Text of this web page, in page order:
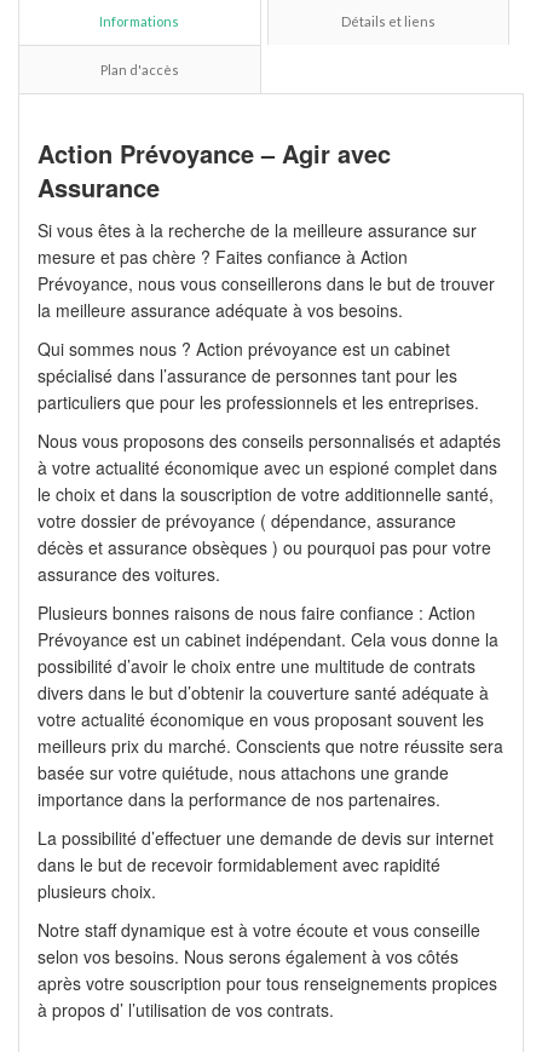
Informations Détails et liens
Plan d'accès
Action Prévoyance – Agir avec
Assurance
Si vous êtes à la recherche de la meilleure assurance sur
mesure et pas chère ? Faites confiance à Action
Prévoyance, nous vous conseillerons dans le but de trouver
la meilleure assurance adéquate à vos besoins.
Qui sommes nous ? Action prévoyance est un cabinet
spécialisé dans l’assurance de personnes tant pour les
particuliers que pour les professionnels et les entreprises.
Nous vous proposons des conseils personnalisés et adaptés
à votre actualité économique avec un espioné complet dans
le choix et dans la souscription de votre additionnelle santé,
votre dossier de prévoyance ( dépendance, assurance
décès et assurance obsèques ) ou pourquoi pas pour votre
assurance des voitures.
Plusieurs bonnes raisons de nous faire confiance : Action
Prévoyance est un cabinet indépendant. Cela vous donne la
possibilité d’avoir le choix entre une multitude de contrats
divers dans le but d’obtenir la couverture santé adéquate à
votre actualité économique en vous proposant souvent les
meilleurs prix du marché. Conscients que notre réussite sera
basée sur votre quiétude, nous attachons une grande
importance dans la performance de nos partenaires.
La possibilité d’effectuer une demande de devis sur internet
dans le but de recevoir formidablement avec rapidité
plusieurs choix.
Notre staff dynamique est à votre écoute et vous conseille
selon vos besoins. Nous serons également à vos côtés
après votre souscription pour tous renseignements propices
à propos d’ l’utilisation de vos contrats.